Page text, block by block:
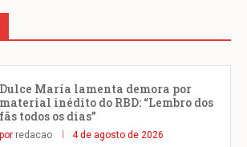
Dulce María lamenta demora por
material inédito do RBD: “Lembro dos
fãs todos os dias”
por redacao 4 de agosto de 2026